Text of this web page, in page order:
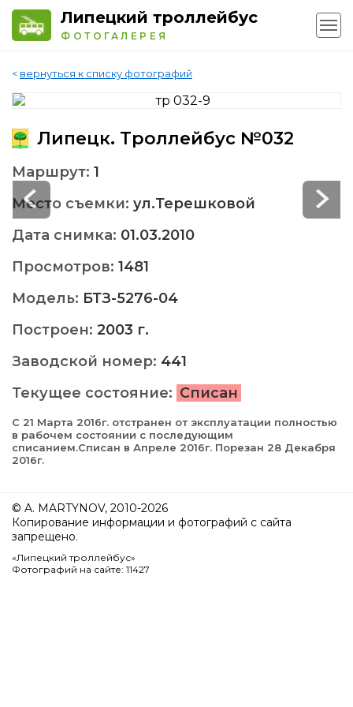
Липецкий троллейбус
ФОТОГАЛЕРЕЯ
< вернуться к списку фотографий
Липецк. Троллейбус №032
Маршрут: 1
Место съемки: ул.Терешковой
Дата снимка: 01.03.2010
Просмотров: 1481
Модель: БТЗ-5276-04
Построен: 2003 г.
Заводской номер: 441
Текущее состояние: Списан
С 21 Марта 2016г. отстранен от эксплуатации полностью
в рабочем состоянии с последующим
списанием.Списан в Апреле 2016г. Порезан 28 Декабря
2016г.
© A. MARTYNOV, 2010-2026
Копирование информации и фотографий с сайта
запрещено.
«Липецкий троллейбус»
Фотографий на сайте: 11427